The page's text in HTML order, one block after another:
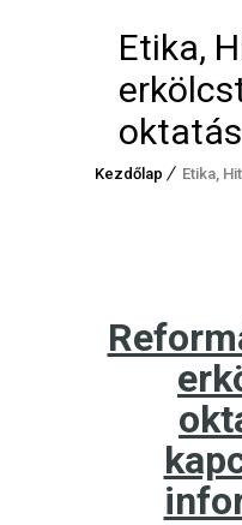
Etika,
oktatás
Kezdőlap Etika,